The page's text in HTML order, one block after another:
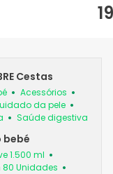
Cestas
Acessórios
da pele
Saúde digestiva
bebé
1.500 ml
80 Unidades